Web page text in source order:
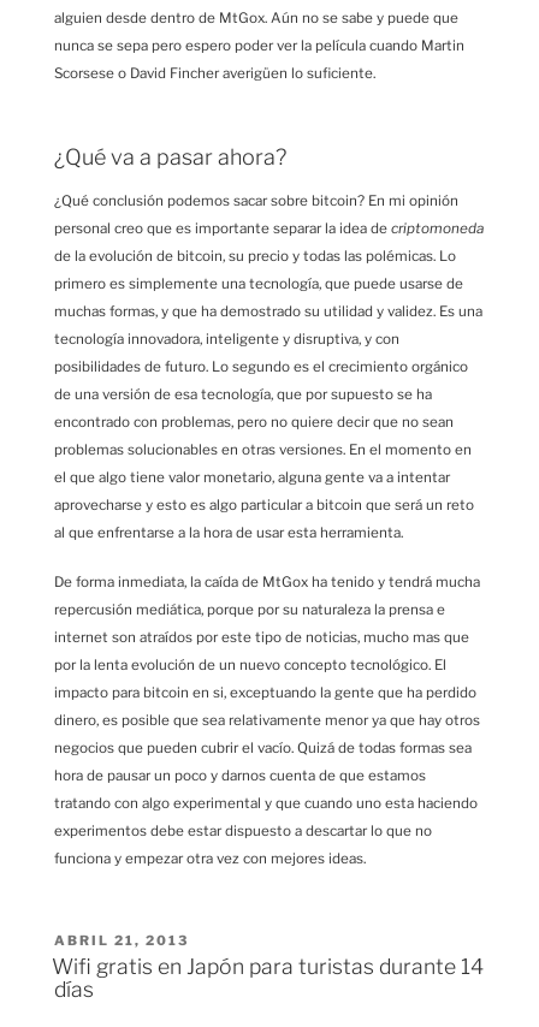
alguien desde dentro de MtGox. Aún no se sabe y puede que
nunca se sepa pero espero poder ver la película cuando Martin
Scorsese o David Fincher averigüen lo suficiente.
¿Qué va a pasar ahora?
¿Qué conclusión podemos sacar sobre bitcoin? En mi opinión
personal creo que es importante separar la idea de criptomoneda
de la evolución de bitcoin, su precio y todas las polémicas. Lo
primero es simplemente una tecnología, que puede usarse de
muchas formas, y que ha demostrado su utilidad y validez. Es una
tecnología innovadora, inteligente y disruptiva, y con
posibilidades de futuro. Lo segundo es el crecimiento orgánico
de una versión de esa tecnología, que por supuesto se ha
encontrado con problemas, pero no quiere decir que no sean
problemas solucionables en otras versiones. En el momento en
el que algo tiene valor monetario, alguna gente va a intentar
aprovecharse y esto es algo particular a bitcoin que será un reto
al que enfrentarse a la hora de usar esta herramienta.
De forma inmediata, la caída de MtGox ha tenido y tendrá mucha
repercusión mediática, porque por su naturaleza la prensa e
internet son atraídos por este tipo de noticias, mucho mas que
por la lenta evolución de un nuevo concepto tecnológico. El
impacto para bitcoin en si, exceptuando la gente que ha perdido
dinero, es posible que sea relativamente menor ya que hay otros
negocios que pueden cubrir el vacío. Quizá de todas formas sea
hora de pausar un poco y darnos cuenta de que estamos
tratando con algo experimental y que cuando uno esta haciendo
experimentos debe estar dispuesto a descartar lo que no
funciona y empezar otra vez con mejores ideas.
PUBLICADO
EL
ABRIL 21, 2013
Wifi gratis en Japón para turistas durante 14
días